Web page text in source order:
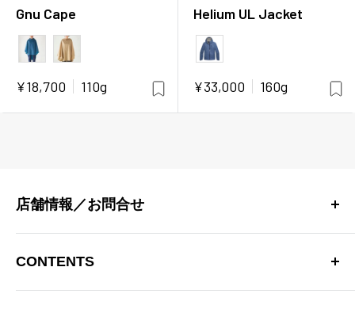
Gnu Cape
カラー
販
価
¥18,700 110g
Helium UL Jacket
カラー
販
価
¥33,000 160g
店舗情報／お問合せ
ョン2F
OPEN：12:00～20:00（火曜定休）
CONTENTS